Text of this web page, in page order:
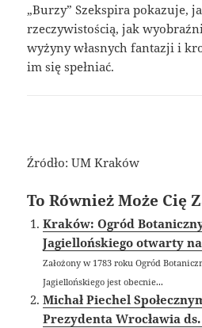
„Burzy” Szekspira pokazuje,
rzeczywistością, jak
wyżyny własnych fantazji i
im się spełniać.
Źródło: UM Kraków
To Również Może Cię
Kraków: Ogród
Jagiellońskiego otwarty
Założony w 1783 roku Ogród
Jagiellońskiego jest obecnie...
Michał Piechel
Prezydenta Wrocławia ds.